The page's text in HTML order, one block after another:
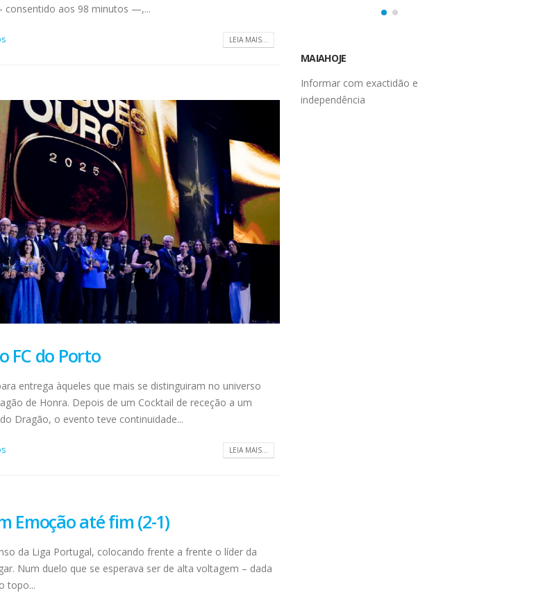
aos 98 minutos —,...
LEIA MAIS...
FC do Porto
entrega àqueles que mais se distinguiram no universo
de Honra. Depois de um Cocktail de receção a um
Dragão, o evento teve continuidade...
LEIA MAIS...
Emoção até fim (2-1)
da Liga Portugal, colocando frente a frente o líder da
Num duelo que se esperava ser de alta voltagem – dada
topo...
Informar com exactidão e